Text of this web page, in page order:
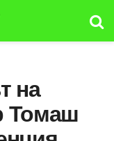
на
Томаш